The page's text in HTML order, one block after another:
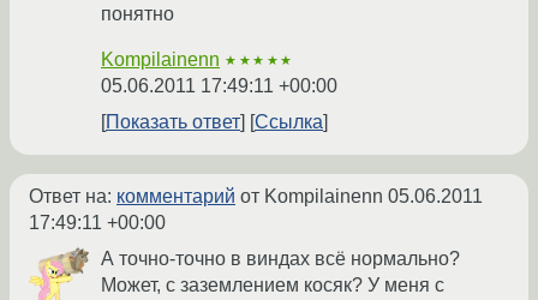
понятно
Kompilainenn ★★★★★
05.06.2011 17:49:11 +00:00
Показать ответ
Ссылка
Ответ на: комментарий от Kompilainenn 05.06.2011
17:49:11 +00:00
А точно-точно в виндах всё нормально?
Может, с заземлением косяк? У меня с